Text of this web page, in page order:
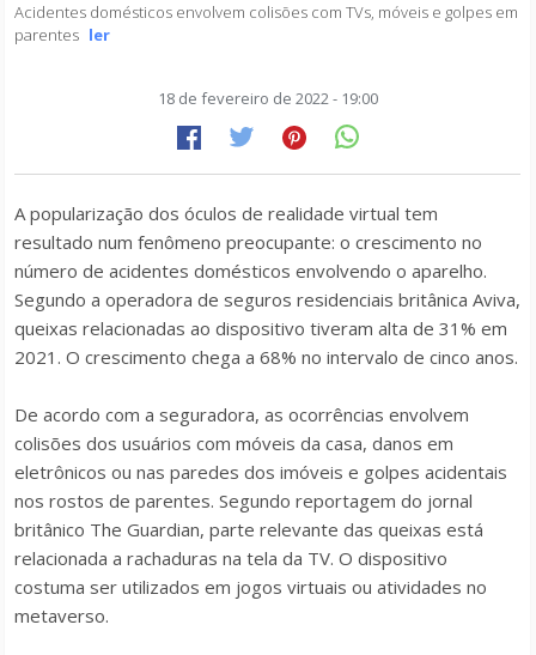
Acidentes domésticos envolvem colisões com TVs, móveis e golpes em
parentes ler
18 de fevereiro de 2022 - 19:00
A popularização dos óculos de realidade virtual tem
resultado num fenômeno preocupante: o crescimento no
número de acidentes domésticos envolvendo o aparelho.
Segundo a operadora de seguros residenciais britânica Aviva,
queixas relacionadas ao dispositivo tiveram alta de 31% em
2021. O crescimento chega a 68% no intervalo de cinco anos.
De acordo com a seguradora, as ocorrências envolvem
colisões dos usuários com móveis da casa, danos em
eletrônicos ou nas paredes dos imóveis e golpes acidentais
nos rostos de parentes. Segundo reportagem do jornal
britânico The Guardian, parte relevante das queixas está
relacionada a rachaduras na tela da TV. O dispositivo
costuma ser utilizados em jogos virtuais ou atividades no
metaverso.